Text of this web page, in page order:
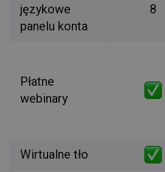
językowe
panelu konta
8
Płatne
webinary
Wirtualne tło